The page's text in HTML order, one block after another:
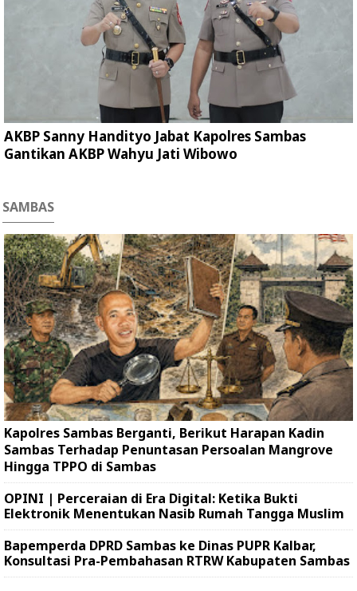
AKBP Sanny Handityo Jabat Kapolres Sambas
Gantikan AKBP Wahyu Jati Wibowo
SAMBAS
Kapolres Sambas Berganti, Berikut Harapan Kadin
Sambas Terhadap Penuntasan Persoalan Mangrove
Hingga TPPO di Sambas
OPINI | Perceraian di Era Digital: Ketika Bukti
Elektronik Menentukan Nasib Rumah Tangga Muslim
Bapemperda DPRD Sambas ke Dinas PUPR Kalbar,
Konsultasi Pra-Pembahasan RTRW Kabupaten Sambas